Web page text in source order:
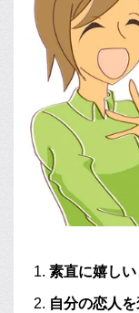
素直に嬉し
自分の恋人